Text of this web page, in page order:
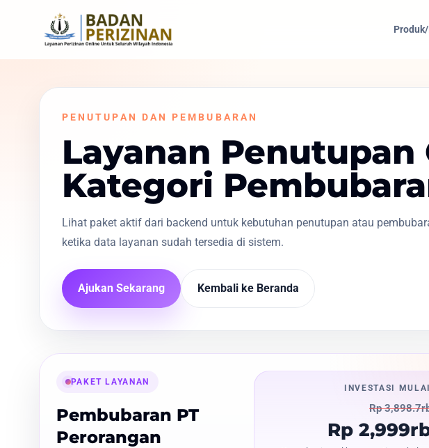
PENUTUPAN DAN PEMBUBARAN
Layanan Penutupan
Kategori
Lihat paket aktif dari backend untuk kebutuhan penutupan atau
ketika data layanan sudah tersedia di sistem.
Ajukan Sekarang Kembali ke Beranda
PAKET LAYANAN
Pembubaran PT
Perorangan
INVESTASI MULAI
Rp
Rp